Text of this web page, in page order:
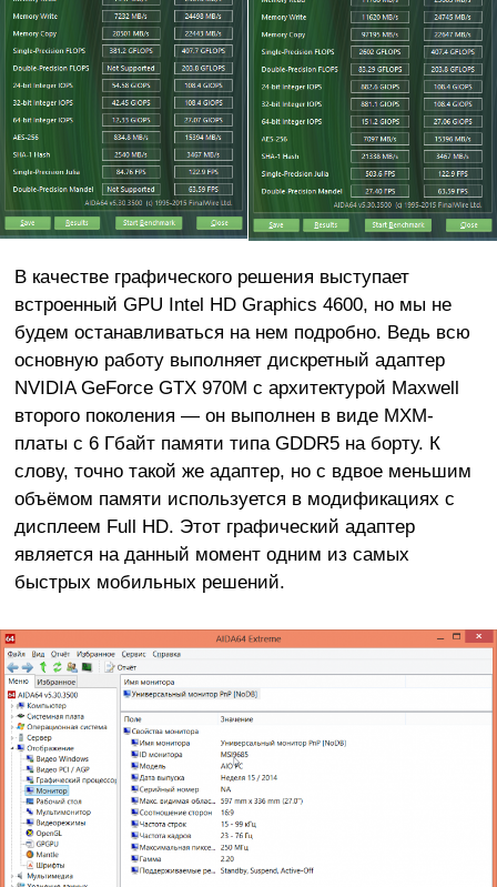
В качестве графического решения выступает
встроенный GPU Intel HD Graphics 4600, но мы не
будем останавливаться на нем подробно. Ведь всю
основную работу выполняет дискретный адаптер
NVIDIA GeForce GTX 970M с архитектурой Maxwell
второго поколения — он выполнен в виде MXM-
платы с 6 Гбайт памяти типа GDDR5 на борту. К
слову, точно такой же адаптер, но с вдвое меньшим
объёмом памяти используется в модификациях с
дисплеем Full HD. Этот графический адаптер
является на данный момент одним из самых
быстрых мобильных решений.